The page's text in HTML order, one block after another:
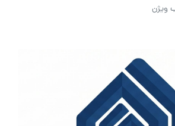
ویژن